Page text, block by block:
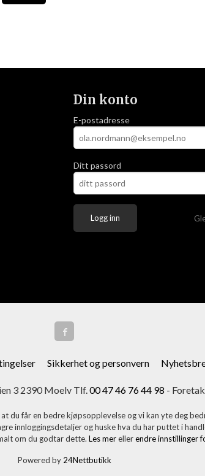
Din konto
E-postadresse
Ditt passord
Sikkerhet og personvern
3 2390 Moelv Tlf. 00 47 46 76 44 98 -
du får en bedre kjøpsopplevelse og vi kan yte deg
innloggingsdetaljer og huske hva du har puttet i
om du godtar dette. Les merellerendre innstillinger
Powered by 24Nettbutikk